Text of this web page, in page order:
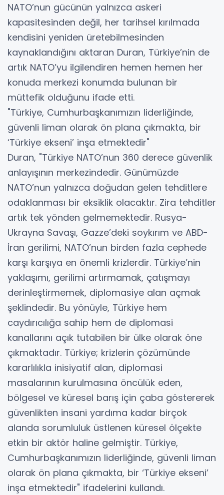
NATO’nun gücünün yalnızca askeri
kapasitesinden değil, her tarihsel kırılmada
kendisini yeniden üretebilmesinden
kaynaklandığını aktaran Duran, Türkiye’nin de
artık NATO’yu ilgilendiren hemen hemen her
konuda merkezi konumda bulunan bir
müttefik olduğunu ifade etti.
"Türkiye, Cumhurbaşkanımızın liderliğinde,
güvenli liman olarak ön plana çıkmakta, bir
‘Türkiye ekseni’ inşa etmektedir"
Duran, "Türkiye NATO’nun 360 derece güvenlik
anlayışının merkezindedir. Günümüzde
NATO’nun yalnızca doğudan gelen tehditlere
odaklanması bir eksiklik olacaktır. Zira tehditler
artık tek yönden gelmemektedir. Rusya-
Ukrayna Savaşı, Gazze’deki soykırım ve ABD-
İran gerilimi, NATO’nun birden fazla cephede
karşı karşıya en önemli krizlerdir. Türkiye’nin
yaklaşımı, gerilimi artırmamak, çatışmayı
derinleştirmemek, diplomasiye alan açmak
şeklindedir. Bu yönüyle, Türkiye hem
caydırıcılığa sahip hem de diplomasi
kanallarını açık tutabilen bir ülke olarak öne
çıkmaktadır. Türkiye; krizlerin çözümünde
kararlılıkla inisiyatif alan, diplomasi
masalarının kurulmasına öncülük eden,
bölgesel ve küresel barış için çaba göstererek
güvenlikten insani yardıma kadar birçok
alanda sorumluluk üstlenen küresel ölçekte
etkin bir aktör haline gelmiştir. Türkiye,
Cumhurbaşkanımızın liderliğinde, güvenli liman
olarak ön plana çıkmakta, bir ‘Türkiye ekseni’
inşa etmektedir" ifadelerini kullandı.